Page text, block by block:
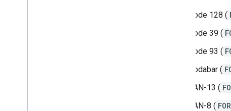
Code 128 (
Code 39 (
Code 93 (
Codabar (
EAN-13 (
EAN-8 (